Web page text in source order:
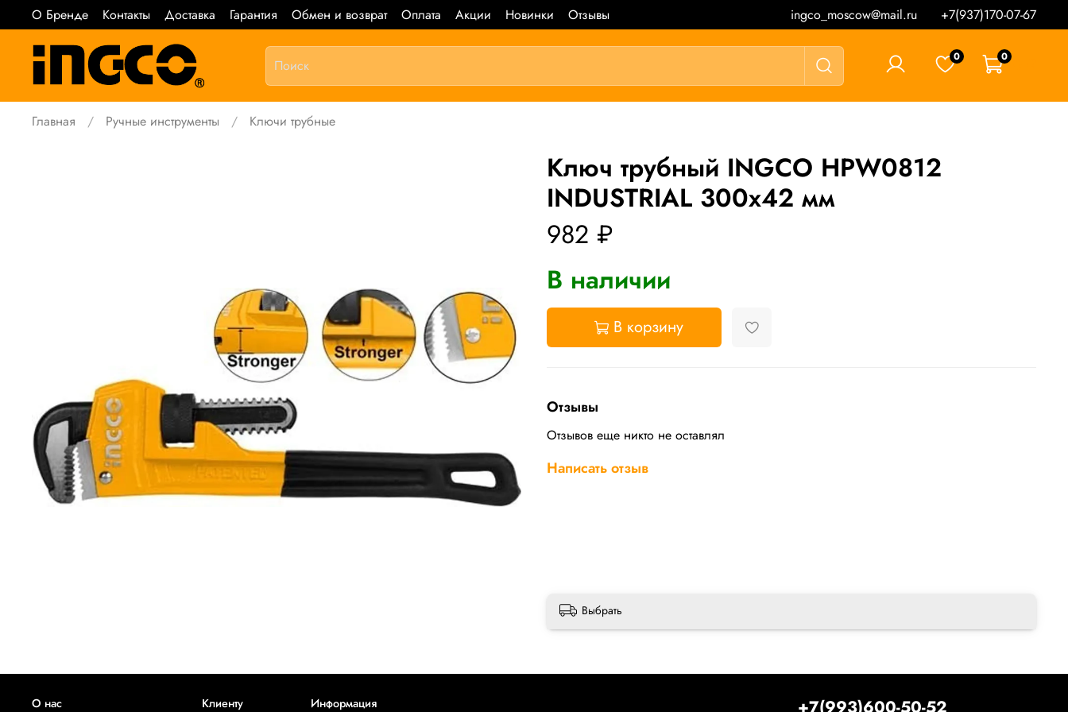
О Бренде Контакты Доставка Гарантия Обмен и возврат Оплата Акции Новинки Отзывы ingco_moscow@mail.ru +7(937)170-07-67
0 0
Главная Ручные инструменты Ключи трубные
Ключ трубный INGCO HPW0812
INDUSTRIAL 300х42 мм
982 ₽
В наличии
В корзину
Отзывы
Отзывов еще никто не оставлял
Написать отзыв
Выбрать
О нас Клиенту Информация